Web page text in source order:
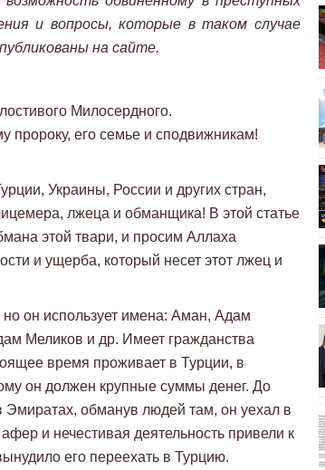
и вопросы, которые в таком случае
на сайте.
Милосердного.
пророку, его семье и сподвижникам!
Украины, России и других стран,
лжеца и обманщика! В этой статье
этой твари, и просим Аллаха
и ущерба, который несет этот лжец и
он использует имена: Аман, Адам
Меликов и др. Имеет гражданства
время проживает в Турции, в
он должен крупные суммы денег. До
обманув людей там, он уехал в
и нечестивая деятельность привели к
его переехать в Турцию.